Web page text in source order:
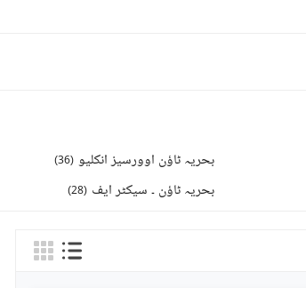
بحریہ ٹاؤن اوورسیز انکلیو (
36
)
بحریہ ٹاؤن ۔ سیکٹر ایف (
28
)